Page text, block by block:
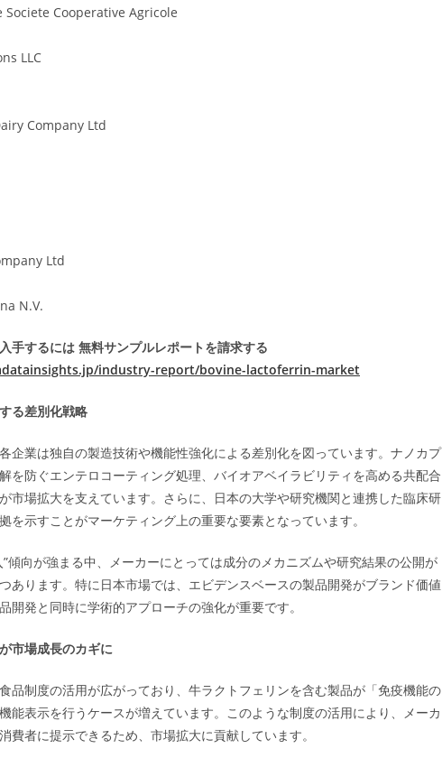
Cooperative Agricole
LLC
Company Ltd
Ltd
N.V.
手するには 無料サンプルレポートを請求する
industry-report/bovine-lactoferrin-market
る差別化戦略
企業は独自の製造技術や機能性強化による差別化を図っています。ナノカプ
を防ぐエンテロコーティング処理、バイオアベイラビリティを高める共配合
市場拡大を支えています。さらに、日本の大学や研究機関と連携した臨床研
を示すことがマーケティング上の重要な要素となっています。
傾向が強まる中、メーカーにとっては成分のメカニズムや研究結果の公開が
あります。特に日本市場では、エビデンスベースの製品開発がブランド価値
開発と同時に学術的アプローチの強化が重要です。
市場成長のカギに
品制度の活用が広がっており、牛ラクトフェリンを含む製品が「免疫機能の
能表示を行うケースが増えています。このような制度の活用により、メーカ
費者に提示できるため、市場拡大に貢献しています。